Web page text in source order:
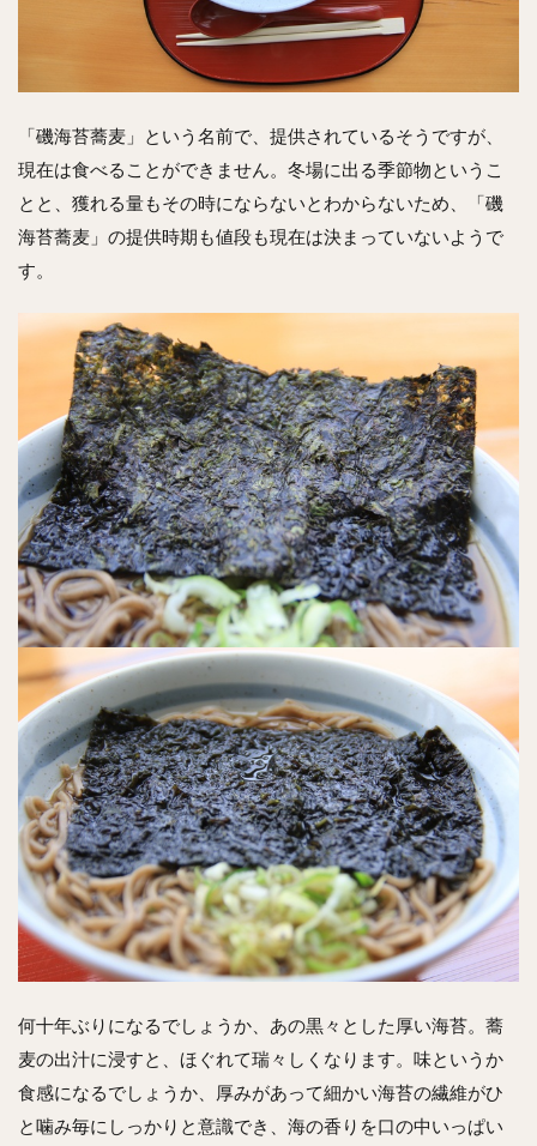
「磯海苔蕎麦」という名前で、提供されているそうですが、
現在は食べることができません。冬場に出る季節物というこ
とと、獲れる量もその時にならないとわからないため、「磯
海苔蕎麦」の提供時期も値段も現在は決まっていないようで
す。
何十年ぶりになるでしょうか、あの黒々とした厚い海苔。蕎
麦の出汁に浸すと、ほぐれて瑞々しくなります。味というか
食感になるでしょうか、厚みがあって細かい海苔の繊維がひ
と噛み毎にしっかりと意識でき、海の香りを口の中いっぱい